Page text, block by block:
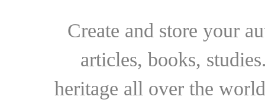
Create and store your
articles, books,
heritage all over the